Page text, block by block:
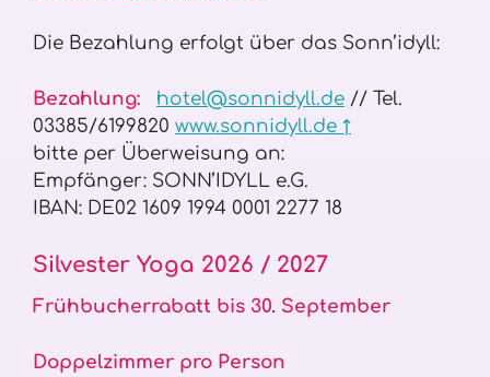
Die Bezahlung erfolgt über das Sonn’idyll:
Bezahlung: hotel@sonnidyll.de // Tel.
03385/6199820 www.sonnidyll.de ↑
bitte per Überweisung an:
Empfänger: SONN’IDYLL e.G.
IBAN: DE02 1609 1994 0001 2277 18
Silvester Yoga 2026 / 2027
Frühbucherrabatt bis 30. September
Doppelzimmer pro Person